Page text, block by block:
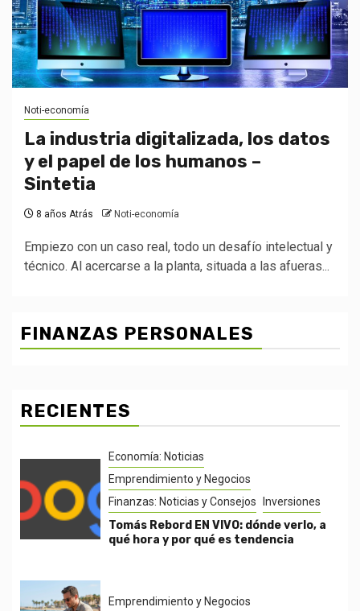
Noti-economía
La industria digitalizada, los datos
y el papel de los humanos –
Sintetia
8 años Atrás Noti-economía
Empiezo con un caso real, todo un desafío intelectual y
técnico. Al acercarse a la planta, situada a las afueras...
FINANZAS PERSONALES
RECIENTES
Economía: Noticias
Emprendimiento y Negocios
Finanzas: Noticias y Consejos
Inversiones
Tomás Rebord EN VIVO: dónde verlo, a
qué hora y por qué es tendencia
Emprendimiento y Negocios